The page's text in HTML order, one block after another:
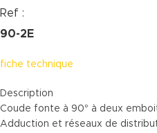
Ref :
90-2E
fiche technique
Description
Coude fonte à 90° à deux
Adduction et réseaux de